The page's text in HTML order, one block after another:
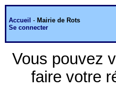
Accueil - Mairie de Rots
Se connecter
Vous pouvez
faire votre